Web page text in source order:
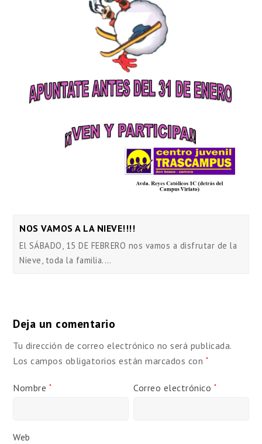
NOS VAMOS A LA NIEVE!!!!
El SÁBADO, 15 DE FEBRERO nos vamos a disfrutar de la
Nieve, toda la familia.…
Deja un comentario
Tu dirección de correo electrónico no será publicada.
Los campos obligatorios están marcados con *
Nombre * Correo electrónico *
Web